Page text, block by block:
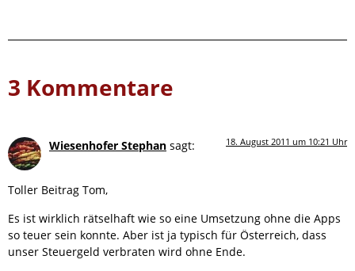
3 Kommentare
Wiesenhofer Stephan sagt: 18. August 2011 um 10:21 Uhr
Toller Beitrag Tom,
Es ist wirklich rätselhaft wie so eine Umsetzung ohne die Apps
so teuer sein konnte. Aber ist ja typisch für Österreich, dass
unser Steuergeld verbraten wird ohne Ende.